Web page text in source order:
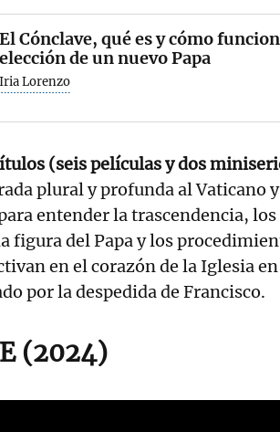
El Cónclave, qué es y cómo
elección de un nuevo Papa
Iria Lorenzo
(seis películas y dos
plural y profunda al Vaticano
entender la trascendencia, los
figura del Papa y los
en el corazón de la Iglesia
por la despedida de Francisco.
(2024)